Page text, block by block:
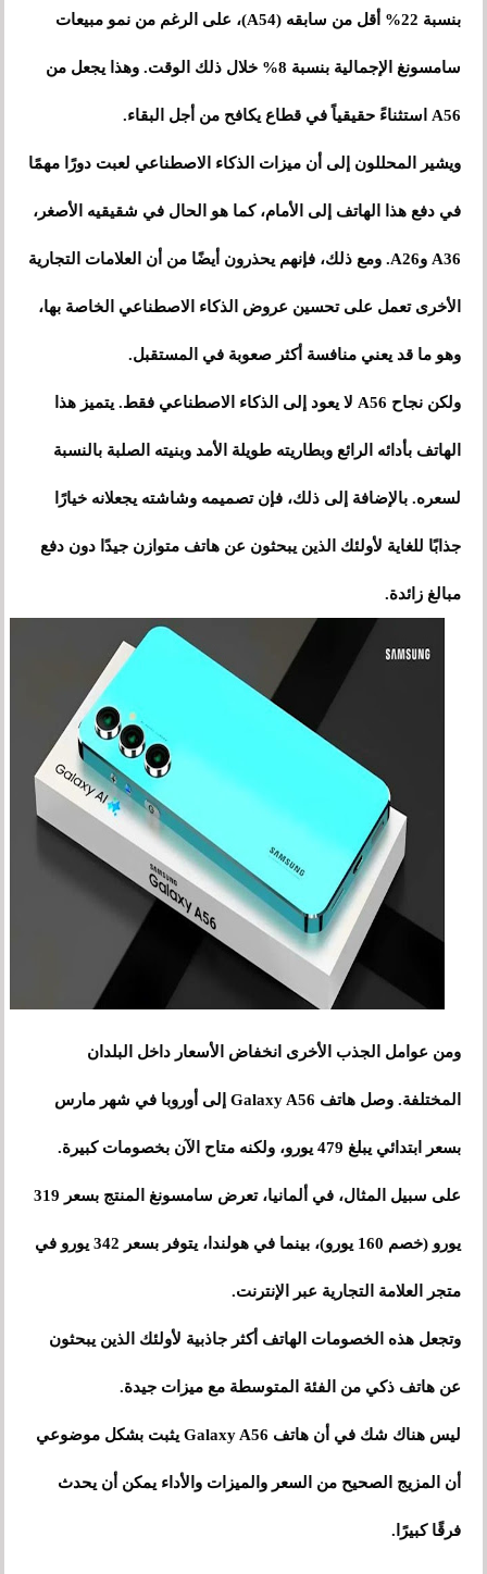
بنسبة 22% أقل من سابقه (A54)، على الرغم من نمو مبيعات
سامسونغ الإجمالية بنسبة 8% خلال ذلك الوقت. وهذا يجعل من
A56 استثناءً حقيقياً في قطاع يكافح من أجل البقاء.
ويشير المحللون إلى أن ميزات الذكاء الاصطناعي لعبت دورًا مهمًا
في دفع هذا الهاتف إلى الأمام، كما هو الحال في شقيقيه الأصغر،
A36 وA26. ومع ذلك، فإنهم يحذرون أيضًا من أن العلامات التجارية
الأخرى تعمل على تحسين عروض الذكاء الاصطناعي الخاصة بها،
وهو ما قد يعني منافسة أكثر صعوبة في المستقبل.
ولكن نجاح A56 لا يعود إلى الذكاء الاصطناعي فقط. يتميز هذا
الهاتف بأدائه الرائع وبطاريته طويلة الأمد وبنيته الصلبة بالنسبة
لسعره. بالإضافة إلى ذلك، فإن تصميمه وشاشته يجعلانه خيارًا
جذابًا للغاية لأولئك الذين يبحثون عن هاتف متوازن جيدًا دون دفع
مبالغ زائدة.
ومن عوامل الجذب الأخرى انخفاض الأسعار داخل البلدان
المختلفة. وصل هاتف Galaxy A56 إلى أوروبا في شهر مارس
بسعر ابتدائي يبلغ 479 يورو، ولكنه متاح الآن بخصومات كبيرة.
على سبيل المثال، في ألمانيا، تعرض سامسونغ المنتج بسعر 319
يورو (خصم 160 يورو)، بينما في هولندا، يتوفر بسعر 342 يورو في
متجر العلامة التجارية عبر الإنترنت.
وتجعل هذه الخصومات الهاتف أكثر جاذبية لأولئك الذين يبحثون
عن هاتف ذكي من الفئة المتوسطة مع ميزات جيدة.
ليس هناك شك في أن هاتف Galaxy A56 يثبت بشكل موضوعي
أن المزيج الصحيح من السعر والميزات والأداء يمكن أن يحدث
فرقًا كبيرًا.